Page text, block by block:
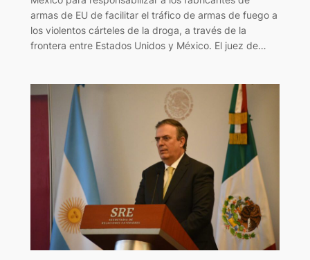
armas de EU de facilitar el tráfico de armas de fuego a
los violentos cárteles de la droga, a través de la
frontera entre Estados Unidos y México. El juez de…